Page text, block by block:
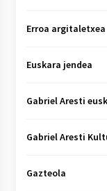
Erroa argitaletxea
Euskara jendea
Gabriel Aresti
Gabriel Aresti
Gazteola